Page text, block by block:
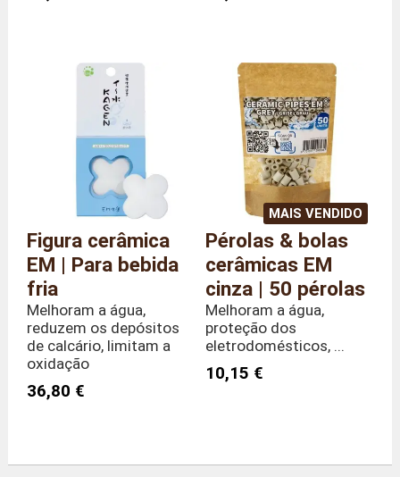
Figura cerâmica
EM | Para bebida
fria
Melhoram a água,
reduzem os depósitos
de calcário, limitam a
oxidação
36,80 €
MAIS VENDIDO
Pérolas & bolas
cerâmicas EM
cinza | 50 pérolas
Melhoram a água,
proteção dos
eletrodomésticos, ...
10,15 €